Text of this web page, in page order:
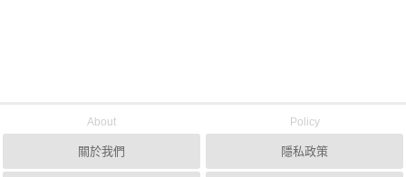
About
關於我們
Policy
隱私政策